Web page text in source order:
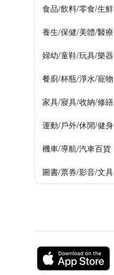
食品/飲料/零食/生鮮
養生/保健/美體/醫療
婦幼/童鞋/玩具/樂器
餐廚/杯瓶/淨水/寵物
家具/寢具/收納/修繕
運動/戶外/休閒/健身
機車/導航/汽車百貨
圖書/票券/影音/文具